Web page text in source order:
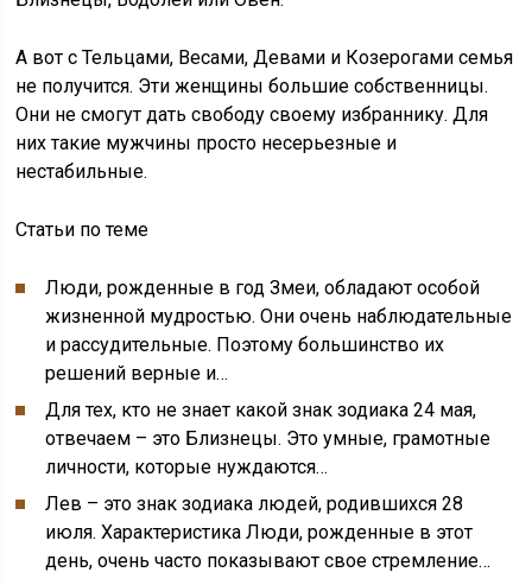
А вот с Тельцами, Весами, Девами и Козерогами семья
не получится. Эти женщины большие собственницы.
Они не смогут дать свободу своему избраннику. Для
них такие мужчины просто несерьезные и
нестабильные.
Статьи по теме
Люди, рожденные в год Змеи, обладают особой
жизненной мудростью. Они очень наблюдательные
и рассудительные. Поэтому большинство их
решений верные и…
Для тех, кто не знает какой знак зодиака 24 мая,
отвечаем – это Близнецы. Это умные, грамотные
личности, которые нуждаются…
Лев – это знак зодиака людей, родившихся 28
июля. Характеристика Люди, рожденные в этот
день, очень часто показывают свое стремление…